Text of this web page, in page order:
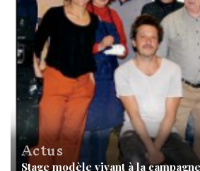
Actus
Stage modèle vivant à la